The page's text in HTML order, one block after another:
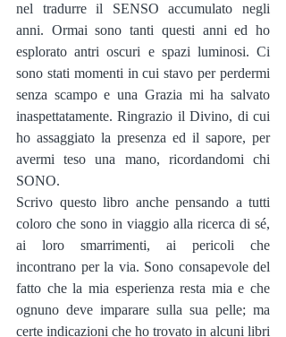
nel tradurre il SENSO accumulato negli
anni. Ormai sono tanti questi anni ed ho
esplorato antri oscuri e spazi luminosi. Ci
sono stati momenti in cui stavo per perdermi
senza scampo e una Grazia mi ha salvato
inaspettatamente. Ringrazio il Divino, di cui
ho assaggiato la presenza ed il sapore, per
avermi teso una mano, ricordandomi chi
SONO.
Scrivo questo libro anche pensando a tutti
coloro che sono in viaggio alla ricerca di sé,
ai loro smarrimenti, ai pericoli che
incontrano per la via. Sono consapevole del
fatto che la mia esperienza resta mia e che
ognuno deve imparare sulla sua pelle; ma
certe indicazioni che ho trovato in alcuni libri